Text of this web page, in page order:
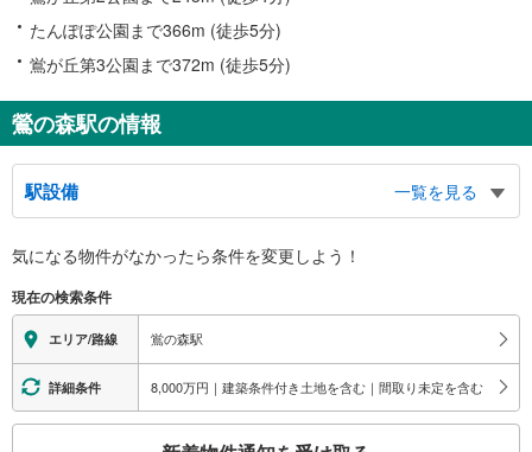
たんぽぽ公園まで366m (徒歩5分)
鴬が丘第3公園まで372m (徒歩5分)
鶯の森駅の情報
駅設備
一覧を見る
※段差なしでの移動経路
地上⇔改札⇔ホーム：×
その他
・点字案内（券売機・運賃表）
気になる物件がなかったら条件を変更しよう！
現在の検索条件
エリア/路線 鴬の森駅
詳細条件 8,000万円｜建築条件付き土地を含む｜間取り未定を含む